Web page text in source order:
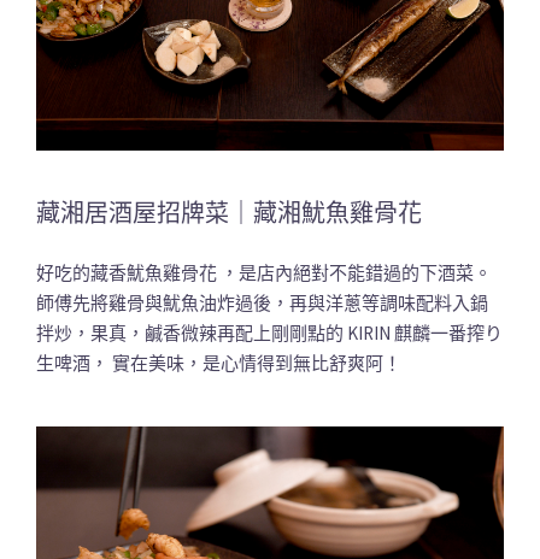
藏湘居酒屋招牌菜｜藏湘魷魚雞骨花
好吃的藏香魷魚雞骨花 ，是店內絕對不能錯過的下酒菜。
師傅先將雞骨與魷魚油炸過後，再與洋蔥等調味配料入鍋
拌炒，果真，鹹香微辣再配上剛剛點的 KIRIN 麒麟一番搾り
生啤酒， 實在美味，是心情得到無比舒爽阿！